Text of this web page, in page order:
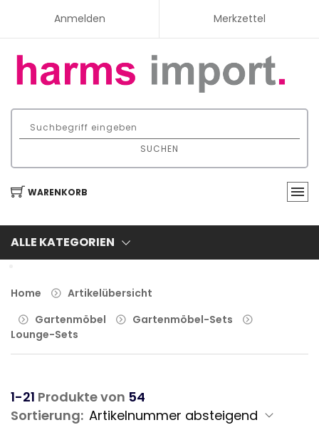
Anmelden Merkzettel
SUCHEN
WARENKORB
ALLE KATEGORIEN
Home
Artikelübersicht
Gartenmöbel
Gartenmöbel-Sets
Lounge-Sets
1-21 Produkte von 54
Sortierung: